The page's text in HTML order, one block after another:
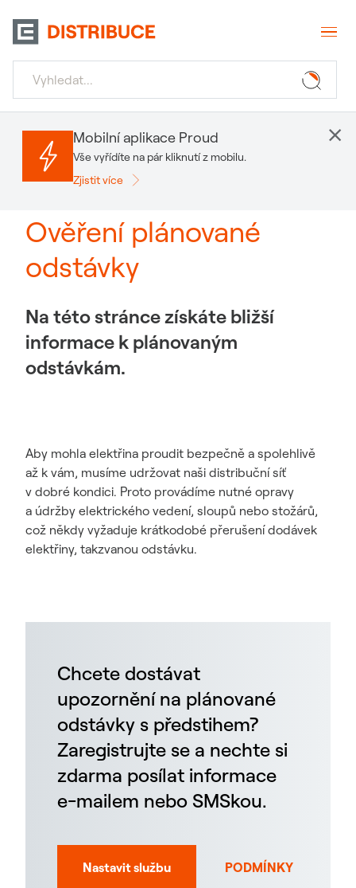
Ověření plánované
odstávky
Na této stránce získáte bližší
informace k plánovaným
odstávkám.
Aby mohla elektřina proudit bezpečně a spolehlivě
až k vám, musíme udržovat naši distribuční síť
v dobré kondici. Proto provádíme nutné opravy
a údržby elektrického vedení, sloupů nebo stožárů,
což někdy vyžaduje krátkodobé přerušení dodávek
elektřiny, takzvanou odstávku.
Mobilní aplikace Proud
Vše vyřídíte na pár kliknutí z mobilu.
Zjistit více
×
Chcete dostávat
upozornění na plánované
odstávky s předstihem?
Zaregistrujte se a nechte si
zdarma posílat informace
e-mailem nebo SMSkou.
Nastavit službu
PODMÍNKY